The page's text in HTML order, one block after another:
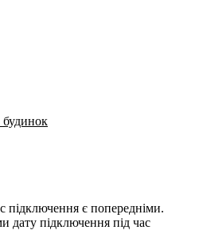
будинок
підключення є попередніми.
дату підключення під час